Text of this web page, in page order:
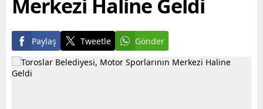
Merkezi Haline Geldi
Paylaş Tweetle Gönder